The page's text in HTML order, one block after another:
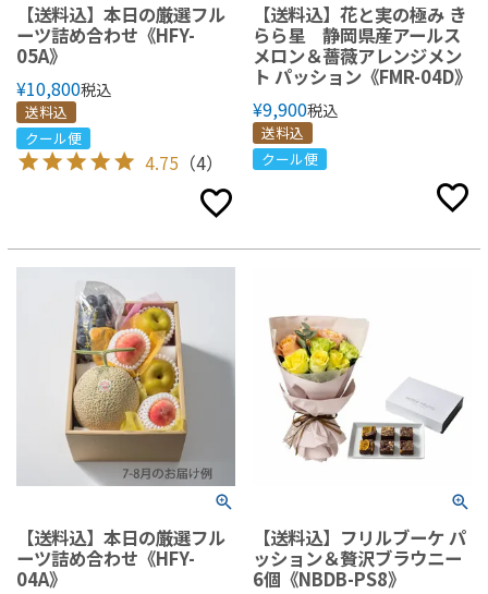
【送料込】本日の厳選フル
ーツ詰め合わせ《HFY-
05A》
¥10,800税込
送料込
クール便
4.75 （4）
【送料込】花と実の極み き
らら星 静岡県産アールス
メロン＆薔薇アレンジメン
ト パッション《FMR-04D》
¥9,900税込
送料込
クール便
【送料込】本日の厳選フル
ーツ詰め合わせ《HFY-
04A》
【送料込】フリルブーケ パ
ッション＆贅沢ブラウニー
6個《NBDB-PS8》